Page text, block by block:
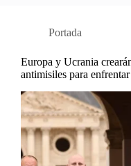
Portada
Europa y Ucrania
antimisiles para